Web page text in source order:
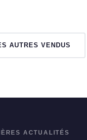
AUTRES VENDUS
ACTUALITÉS